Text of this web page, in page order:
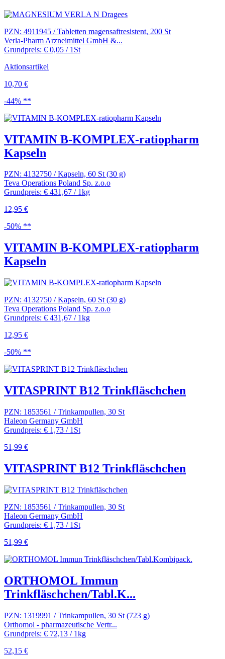
PZN: 4911945 / Tabletten magensaftresistent, 200 St
Verla-Pharm Arzneimittel GmbH &...
Grundpreis: € 0,05 / 1St
Aktionsartikel
10,70 €
-44% **
VITAMIN B-KOMPLEX-ratiopharm
Kapseln
PZN: 4132750 / Kapseln, 60 St (30 g)
Teva Operations Poland Sp. z.o.o
Grundpreis: € 431,67 / 1kg
12,95 €
-50% **
VITAMIN B-KOMPLEX-ratiopharm
Kapseln
PZN: 4132750 / Kapseln, 60 St (30 g)
Teva Operations Poland Sp. z.o.o
Grundpreis: € 431,67 / 1kg
12,95 €
-50% **
VITASPRINT B12 Trinkfläschchen
PZN: 1853561 / Trinkampullen, 30 St
Haleon Germany GmbH
Grundpreis: € 1,73 / 1St
51,99 €
VITASPRINT B12 Trinkfläschchen
PZN: 1853561 / Trinkampullen, 30 St
Haleon Germany GmbH
Grundpreis: € 1,73 / 1St
51,99 €
ORTHOMOL Immun
Trinkfläschchen/Tabl.K...
PZN: 1319991 / Trinkampullen, 30 St (723 g)
Orthomol - pharmazeutische Vertr...
Grundpreis: € 72,13 / 1kg
52,15 €